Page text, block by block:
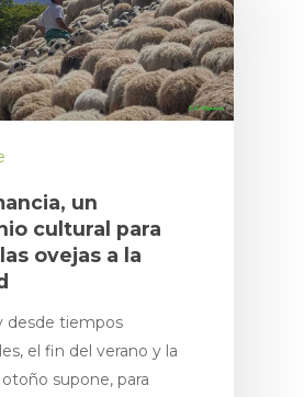
un
cultural para
ovejas a la
desde tiempos
el fin del verano y la
supone, para